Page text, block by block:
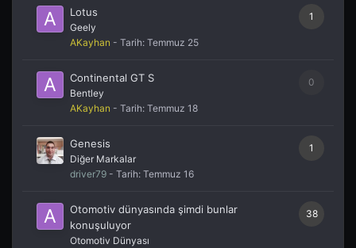
1
Lotus
Geely
AKayhan - Tarih: Temmuz 25
0
Continental GT S
Bentley
AKayhan - Tarih: Temmuz 18
1
Genesis
Diğer Markalar
driver79 - Tarih: Temmuz 16
38
Otomotiv dünyasında şimdi bunlar
konuşuluyor
Otomotiv Dünyası